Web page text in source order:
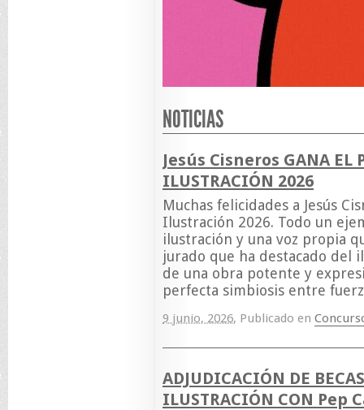
NOTICIAS
Jesús Cisneros GANA EL
ILUSTRACIÓN 2026
Muchas felicidades a Jesús
Ilustración 2026. Todo un
ilustración y una voz propia
jurado que ha destacado del
de una obra potente y
perfecta simbiosis entre
9 junio, 2026, Publicado en
ADJUDICACIÓN DE
ILUSTRACIÓN CON Pep